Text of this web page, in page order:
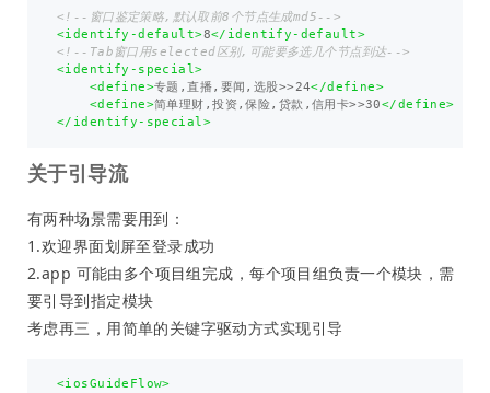
<!--窗口鉴定策略,默认取前8个节点生成md5-->
<identify-default>8</identify-default>
<!--Tab窗口用selected区别,可能要多选几个节点到达-->
<identify-special>
<define>专题,直播,要闻,选股>>24</define>
<define>简单理财,投资,保险,贷款,信用卡>>30</define>
</identify-special>
关于引导流
有两种场景需要用到：
1.欢迎界面划屏至登录成功
2.app 可能由多个项目组完成，每个项目组负责一个模块，需
要引导到指定模块
考虑再三，用简单的关键字驱动方式实现引导
<iosGuideFlow>